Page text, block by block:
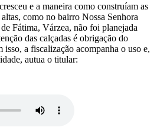
e a maneira como construíam as
como no bairro Nossa Senhora
Fátima, Várzea, não foi planejada
das calçadas é obrigação do
a fiscalização acompanha o uso e,
autua o titular: